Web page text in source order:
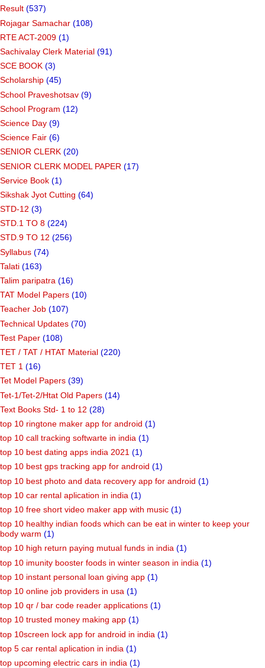
Result (537)
Rojagar Samachar (108)
RTE ACT-2009 (1)
Sachivalay Clerk Material (91)
SCE BOOK (3)
Scholarship (45)
School Praveshotsav (9)
School Program (12)
Science Day (9)
Science Fair (6)
SENIOR CLERK (20)
SENIOR CLERK MODEL PAPER (17)
Service Book (1)
Sikshak Jyot Cutting (64)
STD-12 (3)
STD.1 TO 8 (224)
STD.9 TO 12 (256)
Syllabus (74)
Talati (163)
Talim paripatra (16)
TAT Model Papers (10)
Teacher Job (107)
Technical Updates (70)
Test Paper (108)
TET / TAT / HTAT Material (220)
TET 1 (16)
Tet Model Papers (39)
Tet-1/Tet-2/Htat Old Papers (14)
Text Books Std- 1 to 12 (28)
top 10 ringtone maker app for android (1)
top 10 call tracking softwarte in india (1)
top 10 best dating apps india 2021 (1)
top 10 best gps tracking app for android (1)
top 10 best photo and data recovery app for android (1)
top 10 car rental aplication in india (1)
top 10 free short video maker app with music (1)
top 10 healthy indian foods which can be eat in winter to keep your
body warm (1)
top 10 high return paying mutual funds in india (1)
top 10 imunity booster foods in winter season in india (1)
top 10 instant personal loan giving app (1)
top 10 online job providers in usa (1)
top 10 qr / bar code reader applications (1)
top 10 trusted money making app (1)
top 10screen lock app for android in india (1)
top 5 car rental aplication in india (1)
top upcoming electric cars in india (1)